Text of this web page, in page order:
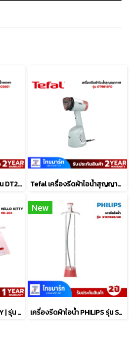
Tefal เตารีดไอน้ำพกพา รุ่น DT2026E1 สีเหลือง Tefal เครื่องรีดผ้าไอน้ำสุญญากาศ1400W สีEucalyptus รุ่นDT9814F0
เตารีด ไอน้ำ HELLO KITTY | รุ่น HD-204
New
เครื่องรีดผ้าไอน้ำ PHILIPS รุ่น STE1020/40